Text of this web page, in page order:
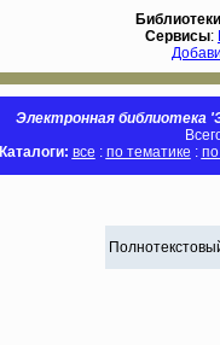
Библиотеки
Сервисы:
Электронная библиотека
Каталоги: все : по тематике :